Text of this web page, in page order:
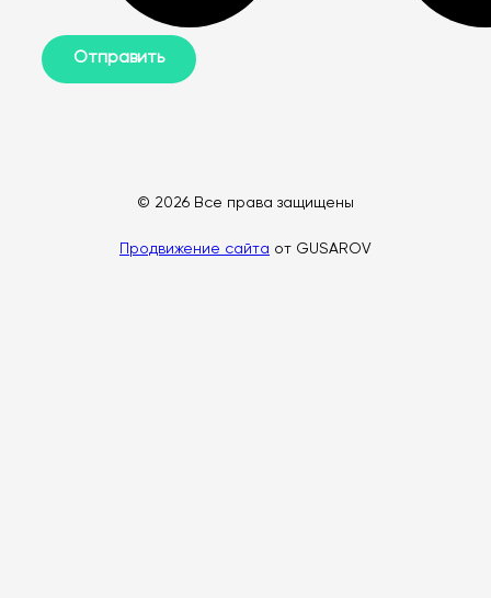
© 2026 Все права защищены
Продвижение сайта от GUSAROV